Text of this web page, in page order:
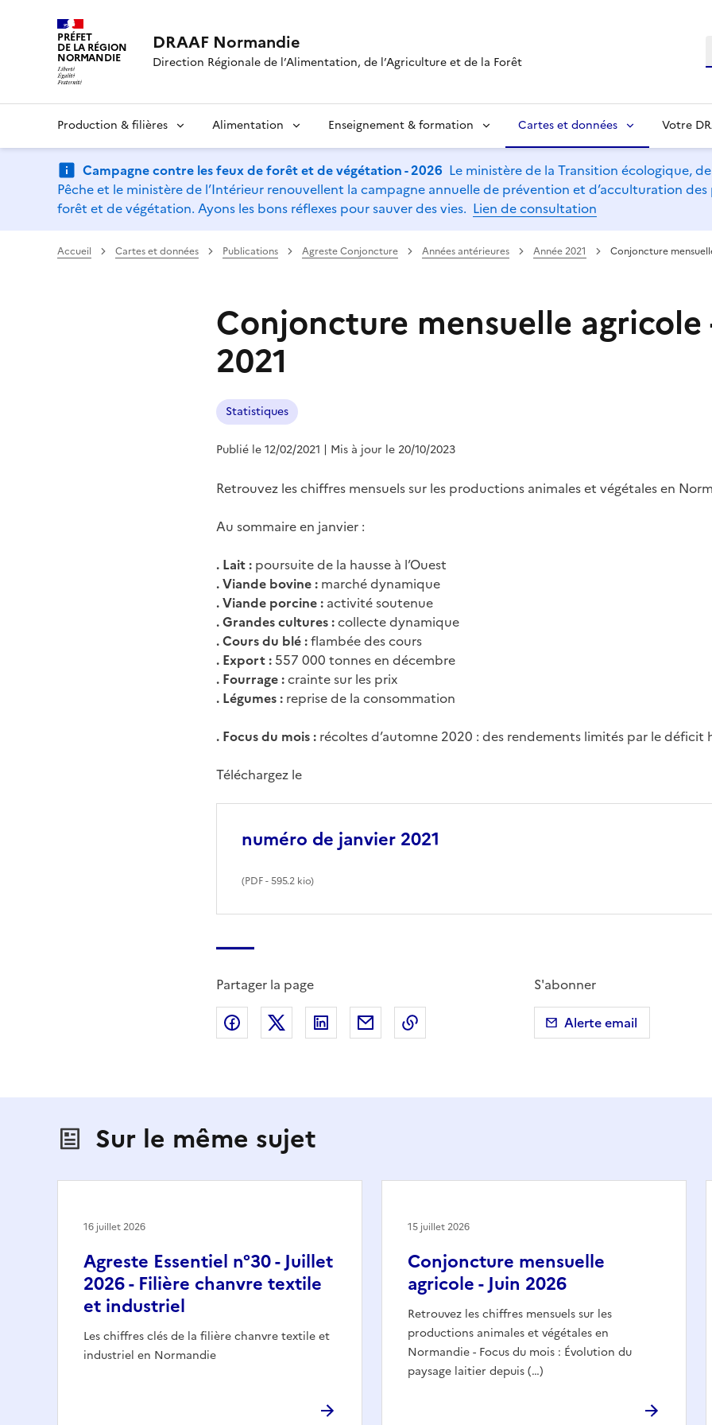
PRÉFET
DE LA RÉGION
NORMANDIE
DRAAF Normandie
Direction Régionale de l’Alimentation, de l’Agriculture et de la Forêt
Production & filières Alimentation Enseignement & formation Cartes et données Votre
Campagne contre les feux de forêt et de végétation - 2026 Le ministère de la Transition écologique,
Pêche et le ministère de l’Intérieur renouvellent la campagne annuelle de prévention et d’acculturation
forêt et de végétation. Ayons les bons réflexes pour sauver des vies. Lien de consultation
Accueil Cartes et données Publications Agreste Conjoncture Années antérieures Année 2021 Conjoncture
Conjoncture mensuelle agricole
2021
Statistiques
Publié le 12/02/2021 | Mis à jour le 20/10/2023
Retrouvez les chiffres mensuels sur les productions animales et végétales en
Au sommaire en janvier :
. Lait : poursuite de la hausse à l’Ouest
. Viande bovine : marché dynamique
. Viande porcine : activité soutenue
. Grandes cultures :collecte dynamique
. Cours du blé :flambée des cours
. Export : 557 000 tonnes en décembre
. Fourrage :crainte sur les prix
. Légumes : reprise de la consommation
. Focus du mois : récoltes d’automne 2020 : des rendements limités par le déficit
Téléchargez le
numéro de janvier 2021
(PDF- 595.2 kio)
Partager la page
Partager sur Facebook
Partager sur X (anciennement Twitter)
Partager sur LinkedIn
Partager par emailCopier dans le presse-papier
S'abonner
Alerte email
Sur le même sujet
Agreste Essentiel n°30 - Juillet
2026 - Filière chanvre textile
et industriel
Les chiffres clés de la filière chanvre textile et
industriel en Normandie
16 juillet 2026
Conjoncture mensuelle
agricole - Juin 2026
Retrouvez les chiffres mensuels sur les
productions animales et végétales en
Normandie - Focus du mois : Évolution du
paysage laitier depuis (…)
15 juillet 2026